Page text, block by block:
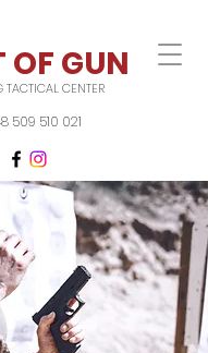
TACTICAL CENTER
509 510 021
OF GUN